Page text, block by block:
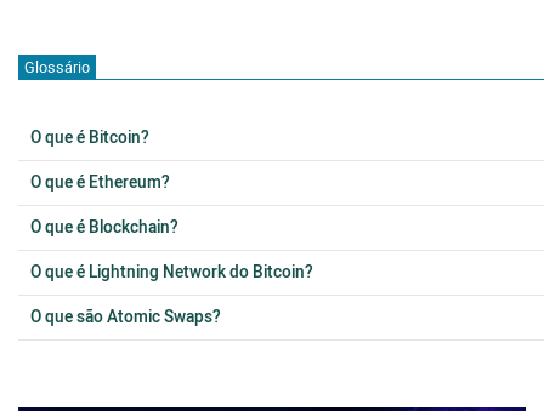
Glossário
O que é Bitcoin?
O que é Ethereum?
O que é Blockchain?
O que é Lightning Network do Bitcoin?
O que são Atomic Swaps?